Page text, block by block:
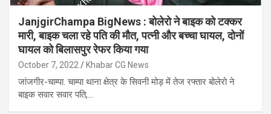
JanjgirChampa BigNews : बोलेरो ने बाइक को टक्कर
मारी, बाइक चला रहे पति की मौत, पत्नी और बच्चा घायल, दोनों
घायल को बिलासपुर रेफर किया गया
October 7, 2022 Khabar CG News
जांजगीर-चाम्पा. चाम्पा थाना क्षेत्र के सिवनी मोड़ में तेज रफ्तार बोलेरो ने
बाइक सवार सवार पति,…